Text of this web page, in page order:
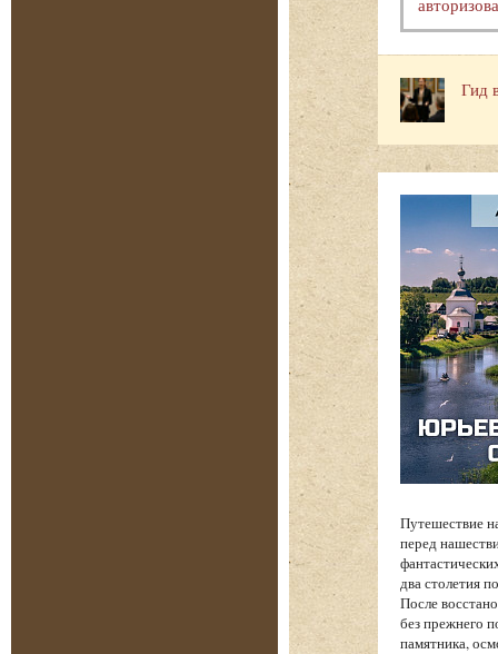
Гид
Путешествие
перед
два столетия
После
без прежнего
памятника,